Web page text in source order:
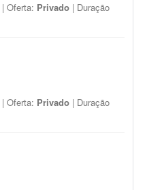
| Oferta: Privado | Duração
| Oferta: Privado | Duração